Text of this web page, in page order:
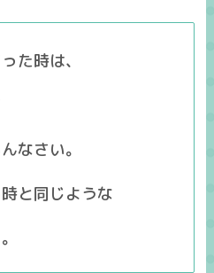
た時は、
なさい。
と同じような